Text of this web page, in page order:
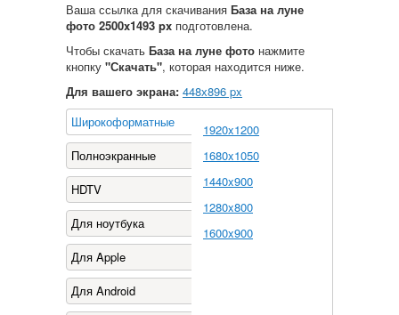
Ваша ссылка для скачивания База на луне
фото 2500x1493 px подготовлена.
Чтобы скачать База на луне фото нажмите
кнопку "Скачать", которая находится ниже.
Для вашего экрана: 448х896 px
Широкоформатные
Полноэкранные
HDTV
Для ноутбука
Для Apple
Для Android
1920x1200
1680x1050
1440x900
1280x800
1600x900